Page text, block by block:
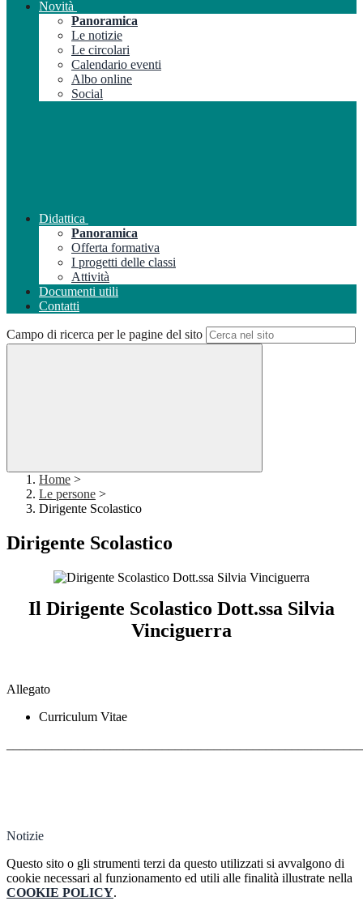
Novità
Panoramica
Le notizie
Le circolari
Calendario eventi
Albo online
Social
Didattica
Panoramica
Offerta formativa
I progetti delle classi
Attività
Documenti utili
Contatti
Campo di ricerca per le pagine del sito
Home >
Le persone >
Dirigente Scolastico
Dirigente Scolastico
Il Dirigente Scolastico Dott.ssa Silvia
Vinciguerra
Allegato
Curriculum Vitae
Notizie
Questo sito o gli strumenti terzi da questo utilizzati si avvalgono di
cookie necessari al funzionamento ed utili alle finalità illustrate nella
COOKIE POLICY.